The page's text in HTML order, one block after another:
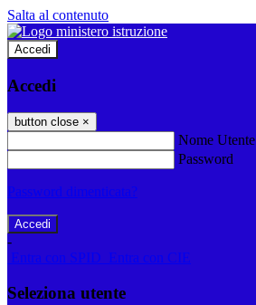
Salta al contenuto
Accedi
Accedi
button close ×
Nome Utente
Password
Password dimenticata?
-
Entra con SPID
Entra con CIE
Seleziona utente